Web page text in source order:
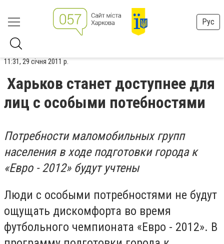
Рус
11:31, 29 січня 2011 р.
Харьков станет доступнее для
лиц с особыми потебностями
Потребности маломобильных групп
населения в ходе подготовки города к
«Евро - 2012» будут учтены
Люди с особыми потребностями не будут
ощущать дискомфорта во время
футбольного чемпионата «Евро - 2012». В